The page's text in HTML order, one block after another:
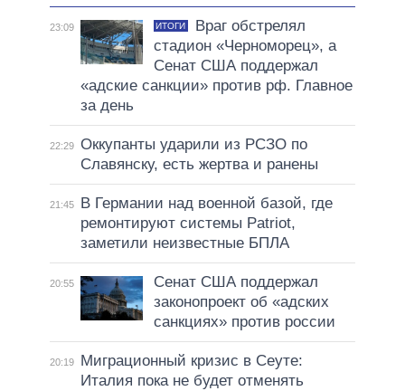
23:09 ИТОГИ
Враг обстрелял
стадион «Черноморец», а
Сенат США поддержал
«адские санкции» против рф. Главное
за день
22:29 Оккупанты ударили из РСЗО по
Славянску, есть жертва и ранены
21:45
В Германии над военной базой, где
ремонтируют системы Patriot,
заметили неизвестные БПЛА
20:55
Сенат США поддержал
законопроект об «адских
санкциях» против россии
20:19
Миграционный кризис в Сеуте:
Италия пока не будет отменять